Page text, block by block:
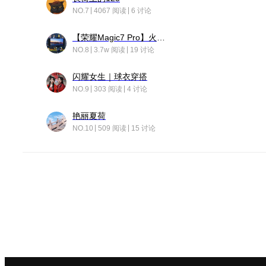
NO.7 4067 阅读 6 讨论
NO.8 3.7w 阅读 19 讨论
闪耀女生｜球衣穿搭
NO.9 303 阅读 4 讨论
艳丽夏荷
NO.10 509 阅读 15 讨论